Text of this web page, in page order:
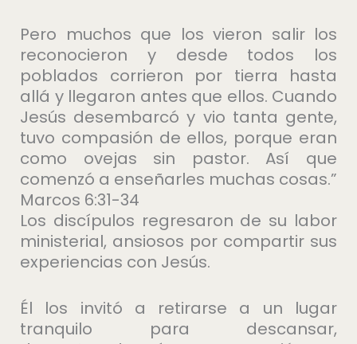
Pero muchos que los vieron salir los
reconocieron y desde todos los
poblados corrieron por tierra hasta
allá y llegaron antes que ellos. Cuando
Jesús desembarcó y vio tanta gente,
tuvo compasión de ellos, porque eran
como ovejas sin pastor. Así que
comenzó a enseñarles muchas cosas.”
Marcos 6:31-34
Los discípulos regresaron de su labor
ministerial, ansiosos por compartir sus
experiencias con Jesús.
Él los invitó a retirarse a un lugar
tranquilo para descansar,